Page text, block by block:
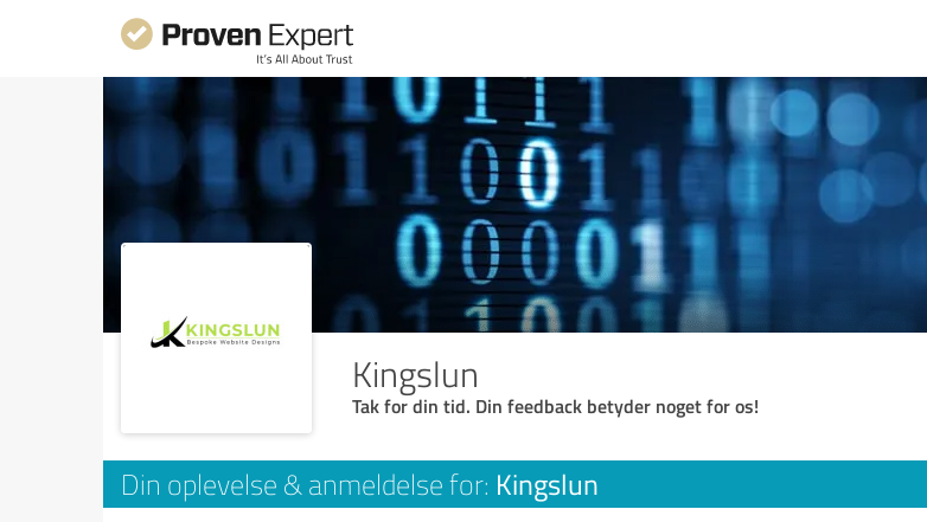
Kingslun
Tak for din tid. Din feedback betyder noget for os!
Din oplevelse & anmeldelse for: Kingslun